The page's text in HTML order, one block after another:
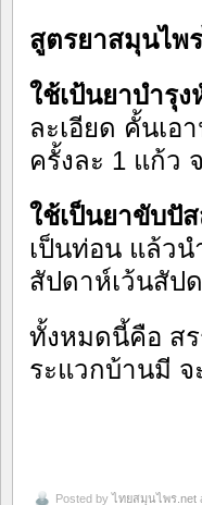
สูตรยาสมุนไพ
ใช้เป้นยาบำรุง
ละเอียด คั้นเ
ครั้งละ 1 แก้ว
ใช้เป็นยาขับปั
เป็นท่อน แล้ว
สัปดาห์เว้นสัป
ทั้งหมดนี้คือ ส
ระแวกบ้านมี
Posted by ไทยสมุนไพร.net